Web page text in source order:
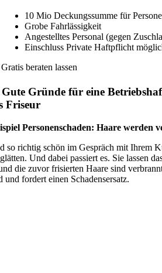
10 Mio Deckungssumme für
Grobe Fahrlässigkeit
Angestelltes Personal (gegen
Einschluss Private Haftpflicht
Gratis beraten lassen
Gute Gründe für eine
Friseur
Personenschaden: Haare werden
so richtig schön im Gespräch mit Ihrem
Und dabei passiert es. Sie lassen
die zuvor frisierten Haare sind
und fordert einen Schadensersatz.